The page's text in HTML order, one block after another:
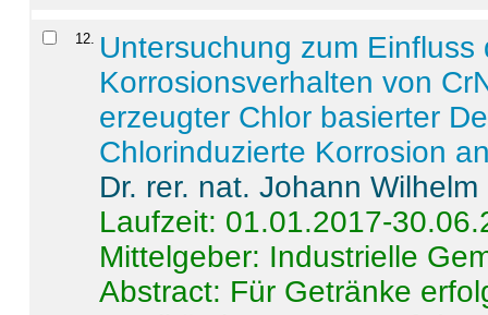
12
Untersuchung zum
Korrosionsverhalten von
erzeugter Chlor basierter
Chlorinduzierte Korrosion
Dr. rer. nat. Johann
Laufzeit: 01.01.2017-
Mittelgeber: Industrielle
Abstract: Für Getränke